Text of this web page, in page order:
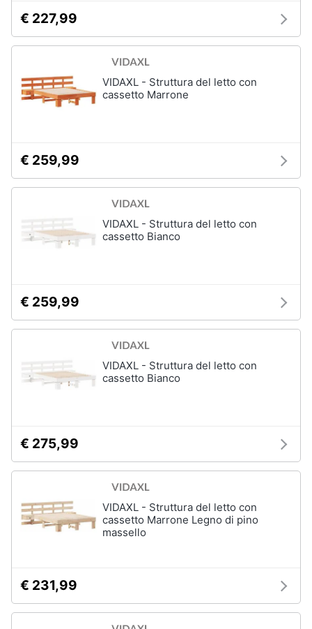
Arredamento
Piscine
Casette
legno
tutti
Lavanderia
Portabiancheria
lavanderia
tutti
€ 227,99
VIDAXL - Struttura del letto con
cassetto Marrone
€ 259,99
VIDAXL - Struttura del letto con
cassetto Bianco
€ 259,99
VIDAXL - Struttura del letto con
cassetto Bianco
€ 275,99
VIDAXL - Struttura del letto con
cassetto Marrone Legno di pino
massello
€ 231,99